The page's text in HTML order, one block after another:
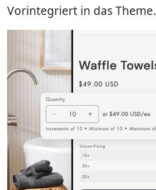
Vorintegriert in das Theme.